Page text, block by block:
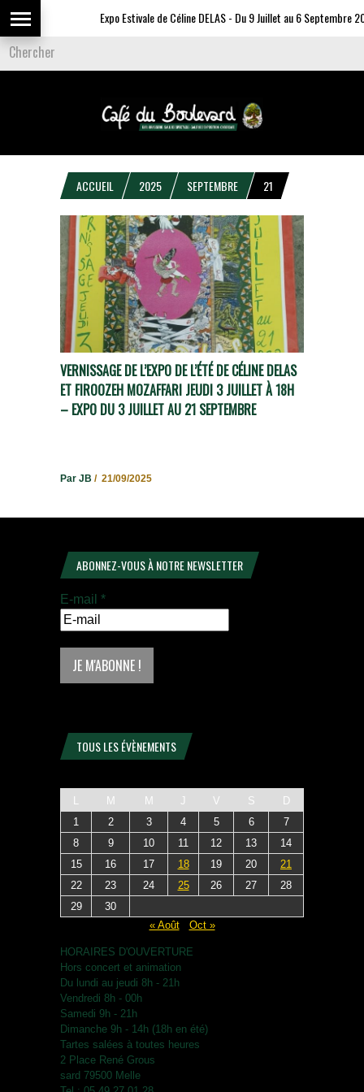
Expo Estivale de Céline DELAS - Du 9 Juillet au 6 Septembre
ACCUEIL 2025 SEPTEMBRE 21
VERNISSAGE DE L’EXPO DE L’ÉTÉ DE CÉLINE DELAS
ET FIROOZEH MOZAFFARI JEUDI 3 JUILLET À 18H
– EXPO DU 3 JUILLET AU 21 SEPTEMBRE
Par JB / 21/09/2025
ABONNEZ-VOUS À NOTRE NEWSLETTER
E-mail *
TOUS LES ÉVÈNEMENTS
M M J V S
D
1
2 3 4 5 6
7
8
9 10 11 12 13
14
15
16 17 18 19 20
21
22
23 24 25 26 27
28
29
30
« Août
Oct »
HORAIRES D'OUVERTURE
Hors concert et animation
Du lundi au jeudi 8h - 21h
Vendredi 8h - 00h
Samedi 9h - 21h
Dimanche 9h - 14h (18h en été)
Tartes salées à toutes heures
2 Place René Grous
sard 79500 Melle